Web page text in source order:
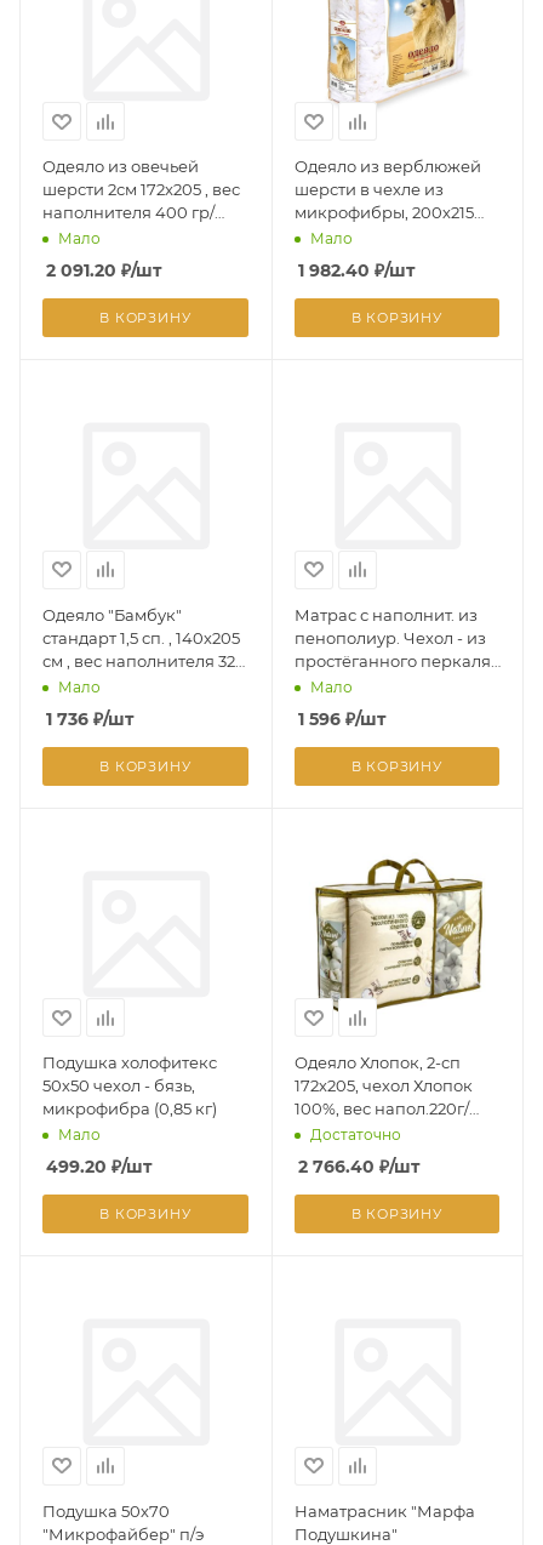
Одеяло из овечьей
шерсти 2см 172x205 , вес
наполнителя 400 гр/
кв.м. в чемодане ПВХ
Мало
2 091.20 ₽/шт
В КОРЗИНУ
Одеяло из верблюжей
шерсти в чехле из
микрофибры, 200х215
см, вес наполнителя 320
Мало
1 982.40 ₽/шт
В КОРЗИНУ
Одеяло "Бамбук"
стандарт 1,5 сп. , 140х205
см , вес наполнителя 320
г/кв.м.
Мало
1 736 ₽/шт
В КОРЗИНУ
Матрас с наполнит. из
пенополиур. Чехол - из
простёганного перкаля
с синтепоном, на
молнии .90*200*5
Мало
1 596₽/шт
В КОРЗИНУ
Подушка холофитекс
50х50 чехол - бязь,
микрофибра (0,85 кг)
Мало
499.20 ₽/шт
В КОРЗИНУ
Одеяло Хлопок, 2-сп
172х205, чехол Хлопок
100%, вес напол.220г/
кв.м.
Достаточно
2 766.40 ₽/шт
В КОРЗИНУ
Подушка 50х70
"Микрофайбер" п/э
Наматрасник "Марфа
Подушкина"